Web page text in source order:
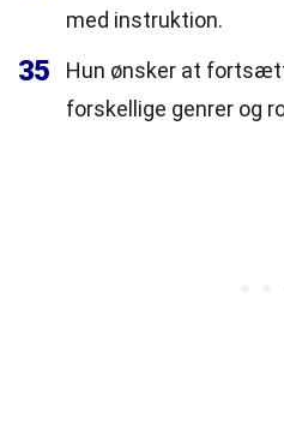
med instruktion.
35
Hun ønsker at
forskellige genrer og